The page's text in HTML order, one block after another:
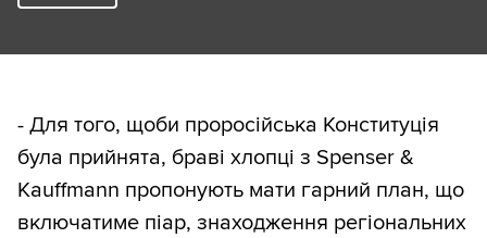
- Для того, щоби проросійська Конституція
була прийнята, браві хлопці з Spenser &
Kauffmann пропонують мати гарний план, що
включатиме піар, знаходження регіональних